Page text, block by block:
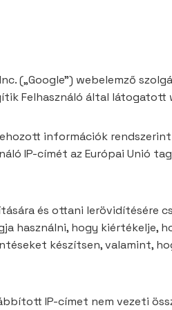
(„Google”) webelemző
Felhasználó által látogatott
információk rendszerint
IP-címét az Európai Unió
és ottani lerövidítésére
használni, hogy kiértékelje,
készítsen, valamint,
IP-címet nem vezeti